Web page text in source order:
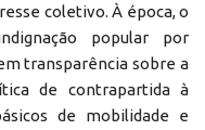
coletivo. À época, o
popular por
transparência sobre a
de contrapartida à
de mobilidade e